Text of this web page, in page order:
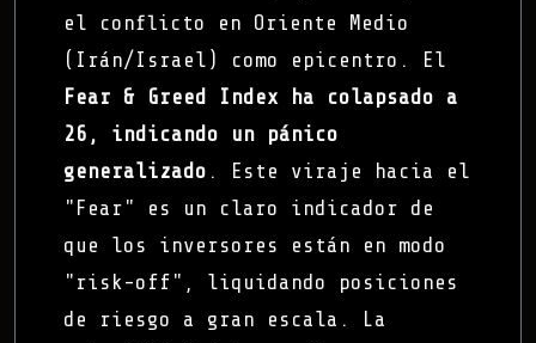
el conflicto en Oriente Medio
(Irán/Israel) como epicentro. El
Fear & Greed Index ha colapsado a
26, indicando un pánico
generalizado . Este viraje hacia el
"Fear" es un claro indicador de
que los inversores están en modo
"risk-off", liquidando posiciones
de riesgo a gran escala. La